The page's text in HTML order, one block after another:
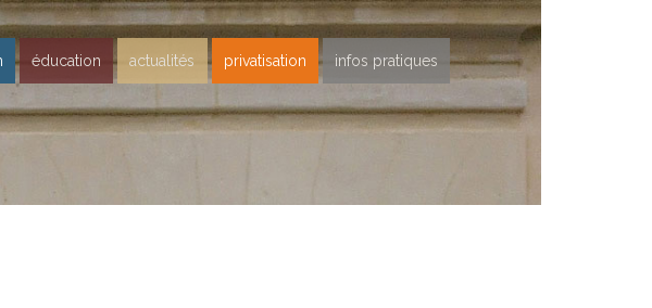
éducation actualités privatisation infos pratiques